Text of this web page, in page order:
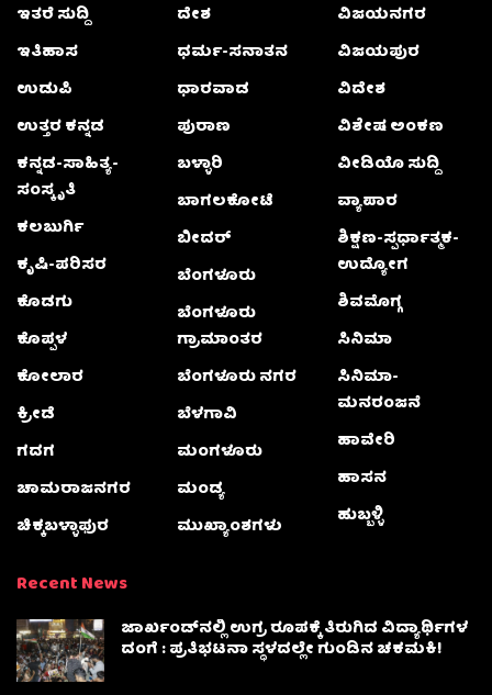
ಇತರೆ ಸುದ್ದಿ
ಇತಿಹಾಸ
ಉಡುಪಿ
ಉತ್ತರ ಕನ್ನಡ
ಕನ್ನಡ-ಸಾಹಿತ್ಯ-
ಸಂಸ್ಕೃತಿ
ಕಲಬುರ್ಗಿ
ಕೃಷಿ-ಪರಿಸರ
ಕೊಡಗು
ಕೊಪ್ಪಳ
ಕೋಲಾರ
ಕ್ರೀಡೆ
ಗದಗ
ಚಾಮರಾಜನಗರ
ಚಿಕ್ಕಬಳ್ಳಾಫುರ
ದೇಶ
ಧರ್ಮ-ಸನಾತನ
ಧಾರವಾಡ
ಪುರಾಣ
ಬಳ್ಳಾರಿ
ಬಾಗಲಕೋಟೆ
ಬೀದರ್
ಬೆಂಗಳೂರು
ಬೆಂಗಳೂರು
ಗ್ರಾಮಾಂತರ
ಬೆಂಗಳೂರು ನಗರ
ಬೆಳಗಾವಿ
ಮಂಗಳೂರು
ಮಂಡ್ಯ
ಮುಖ್ಯಾಂಶಗಳು
ವಿಜಯನಗರ
ವಿಜಯಪುರ
ವಿದೇಶ
ವಿಶೇಷ ಅಂಕಣ
ವೀಡಿಯೊ ಸುದ್ದಿ
ವ್ಯಾಪಾರ
ಶಿಕ್ಷಣ-ಸ್ಪರ್ಧಾತ್ಮಕ-
ಉದ್ಯೋಗ
ಶಿವಮೊಗ್ಗ
ಸಿನಿಮಾ
ಸಿನಿಮಾ-
ಮನರಂಜನೆ
ಹಾವೇರಿ
ಹಾಸನ
ಹುಬ್ಬಳ್ಳಿ
Recent News
ಜಾರ್ಖಂಡ್‌ನಲ್ಲಿ ಉಗ್ರ ರೂಪಕ್ಕೆ ತಿರುಗಿದ ವಿದ್ಯಾರ್ಥಿಗಳ
ದಂಗೆ : ಪ್ರತಿಭಟನಾ ಸ್ಥಳದಲ್ಲೇ ಗುಂಡಿನ ಚಕಮಕಿ!